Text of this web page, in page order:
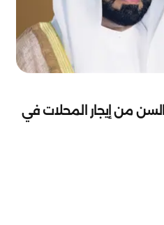
من إيجار المحلات في